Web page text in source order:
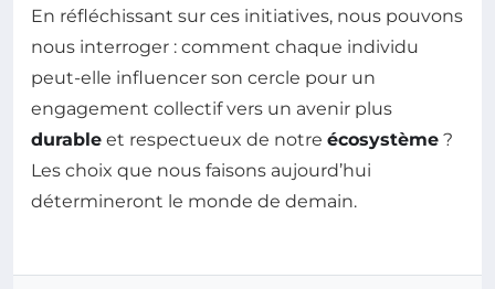
En réfléchissant sur ces initiatives, nous pouvons
nous interroger : comment chaque individu
peut-elle influencer son cercle pour un
engagement collectif vers un avenir plus
durable et respectueux de notre écosystème ?
Les choix que nous faisons aujourd’hui
détermineront le monde de demain.